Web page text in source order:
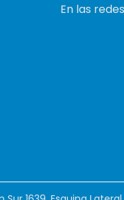
En las redes